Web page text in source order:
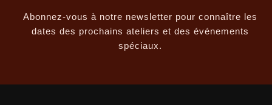
Abonnez-vous à notre newsletter pour connaître les
dates des prochains ateliers et des événements
spéciaux.